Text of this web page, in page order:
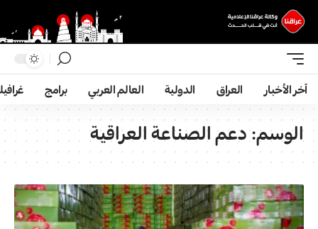
آخر الأخبار العراق الدولية العالم العربي برامج
الوسم:دعم الصناعة العراقية